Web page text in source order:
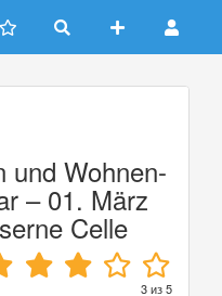
und Wohnen-
– 01. März
Celle
3из5